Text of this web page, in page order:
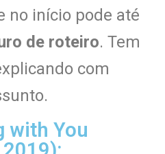
no início pode até
de roteiro. Tem
com
with You